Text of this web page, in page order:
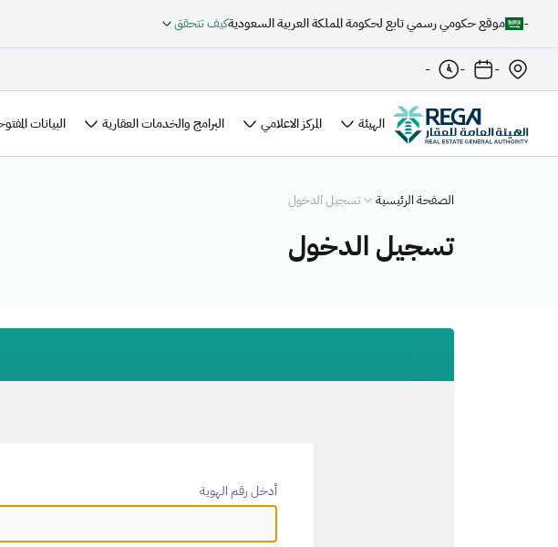
- موقع حكومي رسمي تابع لحكومة المملكة العربية السعوديةكيف تتحقق
-
-
-
الهيئة المركز الاعلامي البرامج والخدمات العقارية البيانات
الصفحة الرئيسية تسجيل الدخول
تسجيل الدخول
أدخل رقم الهوية